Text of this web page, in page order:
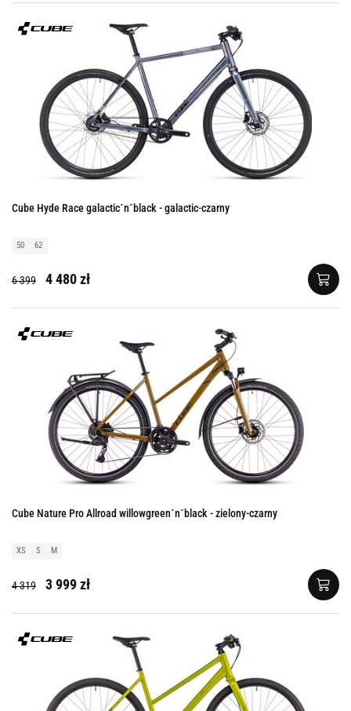
Cube Hyde Race galactic´n´black - galactic-czarny
50 62
6 399 4 480 zł
Cube Nature Pro Allroad willowgreen´n´black - zielony-czarny
XS S M
4 319 3 999 zł